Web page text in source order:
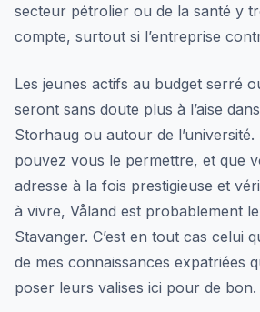
secteur pétrolier ou de la santé y
compte, surtout si l’entreprise
Les jeunes actifs au budget serré
seront sans doute plus à l’aise
Storhaug ou autour de l’université.
pouvez vous le permettre, et que
adresse à la fois prestigieuse et
à vivre, Våland est probablement
Stavanger. C’est en tout cas celui
de mes connaissances expatriées
poser leurs valises ici pour de bon.